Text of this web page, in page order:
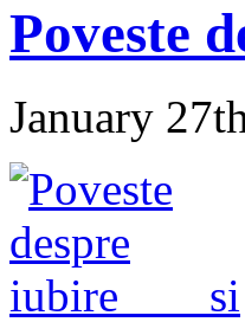
Poveste
January